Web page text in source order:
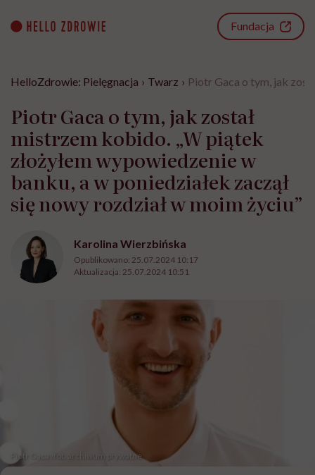
content
Fundacja
HelloZdrowie: Pielęgnacja › Twarz › Piotr Gaca o tym, jak
Piotr Gaca o tym, jak został
mistrzem kobido. „W piątek
złożyłem wypowiedzenie w
banku, a w poniedziałek zaczął
się nowy rozdział w moim życiu”
Karolina Wierzbińska
Opublikowano: 25.07.2024 10:17
Aktualizacja: 25.07.2024 10:51
Piotr Gaca /fot. archiwum prywatne